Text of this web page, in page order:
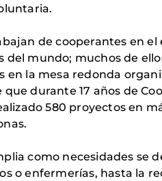
de cooperantes en
mundo; muchos de
la mesa redonda
durante 17 años de
580 proyectos en
como necesidades se
o enfermerías, hasta la